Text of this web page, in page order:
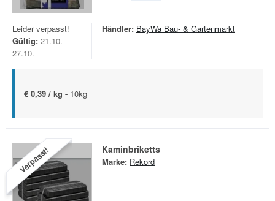
Leider verpasst!
Gültig: 21.10. -
27.10.
Händler: BayWa Bau- & Gartenmarkt
€ 0,39 / kg - 10kg
Verpasst! Kaminbriketts
Marke: Rekord